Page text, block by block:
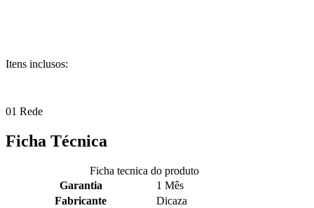
Itens inclusos:
01 Rede
Ficha Técnica
Ficha tecnica do produto
Garantia
1 Mês
Fabricante
Dicaza